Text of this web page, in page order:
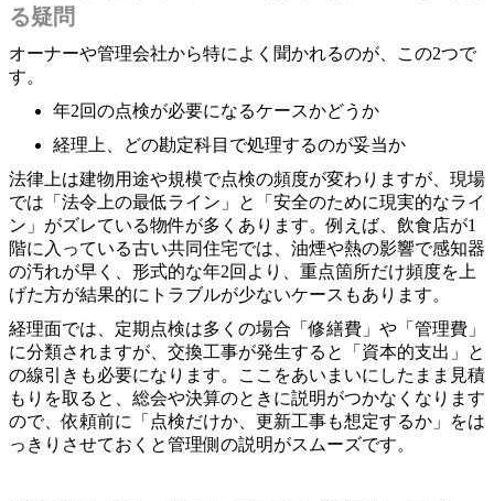
る疑問
オーナーや管理会社から特によく聞かれるのが、この2つで
す。
年2回の点検が必要になるケースかどうか
経理上、どの勘定科目で処理するのが妥当か
法律上は建物用途や規模で点検の頻度が変わりますが、現場
では「法令上の最低ライン」と「安全のために現実的なライ
ン」がズレている物件が多くあります。例えば、飲食店が1
階に入っている古い共同住宅では、油煙や熱の影響で感知器
の汚れが早く、形式的な年2回より、重点箇所だけ頻度を上
げた方が結果的にトラブルが少ないケースもあります。
経理面では、定期点検は多くの場合「修繕費」や「管理費」
に分類されますが、交換工事が発生すると「資本的支出」と
の線引きも必要になります。ここをあいまいにしたまま見積
もりを取ると、総会や決算のときに説明がつかなくなります
ので、依頼前に「点検だけか、更新工事も想定するか」をは
っきりさせておくと管理側の説明がスムーズです。